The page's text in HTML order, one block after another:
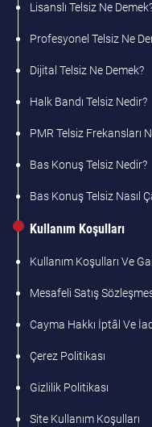
Lisanslı Telsiz Ne
Profesyonel Telsiz Ne
Dijital Telsiz Ne Demek?
Halk Bandı Telsiz Nedir?
PMR Telsiz Frekansları
Bas Konuş Telsiz Nedir?
Bas Konuş Telsiz Nasıl
Kullanım Koşulları
Kullanım Koşulları Ve
Mesafeli Satış
Cayma Hakkı İptâl Ve
Çerez Politikası
Gizlilik Politikası
Site Kullanım Koşulları